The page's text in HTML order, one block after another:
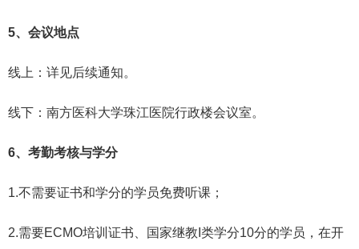
5、会议地点
线上：详见后续通知。
线下：南方医科大学珠江医院行政楼会议室。
6、考勤考核与学分
1.不需要证书和学分的学员免费听课；
2.需要ECMO培训证书、国家继教I类学分10分的学员，在开